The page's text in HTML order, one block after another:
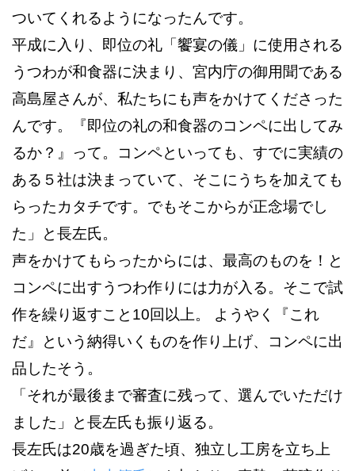
ついてくれるようになったんです。
平成に入り、即位の礼「饗宴の儀」に使用される
うつわが和食器に決まり、宮内庁の御用聞である
高島屋さんが、私たちにも声をかけてくださった
んです。『即位の礼の和食器のコンペに出してみ
るか？』って。コンペといっても、すでに実績の
ある５社は決まっていて、そこにうちを加えても
らったカタチです。でもそこからが正念場でし
た」と長左氏。
声をかけてもらったからには、最高のものを！と
コンペに出すうつわ作りには力が入る。そこで試
作を繰り返すこと10回以上。 ようやく『これ
だ』という納得いくものを作り上げ、コンペに出
品したそう。
「それが最後まで審査に残って、選んでいただけ
ました」と長左氏も振り返る。
長左氏は20歳を過ぎた頃、独立し工房を立ち上